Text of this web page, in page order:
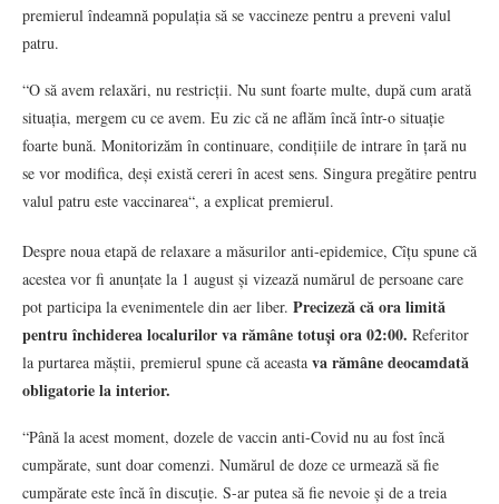
premierul îndeamnă populația să se vaccineze pentru a preveni valul
patru.
“O să avem relaxări, nu restricții. Nu sunt foarte multe, după cum arată
situația, mergem cu ce avem. Eu zic că ne aflăm încă într-o situație
foarte bună. Monitorizăm în continuare, condițiile de intrare în țară nu
se vor modifica, deși există cereri în acest sens. Singura pregătire pentru
valul patru este vaccinarea“, a explicat premierul.
Despre noua etapă de relaxare a măsurilor anti-epidemice, Cîțu spune că
acestea vor fi anunțate la 1 august și vizează numărul de persoane care
pot participa la evenimentele din aer liber. Precizeză că ora limită
pentru închiderea localurilor va rămâne totuși ora 02:00. Referitor
la purtarea măștii, premierul spune că aceasta va rămâne deocamdată
obligatorie la interior.
“Până la acest moment, dozele de vaccin anti-Covid nu au fost încă
cumpărate, sunt doar comenzi. Numărul de doze ce urmează să fie
cumpărate este încă în discuție. S-ar putea să fie nevoie și de a treia